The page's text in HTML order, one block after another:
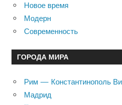
Новое время
Модерн
Современность
ГОРОДА МИРА
Рим — Константинополь
Мадрид